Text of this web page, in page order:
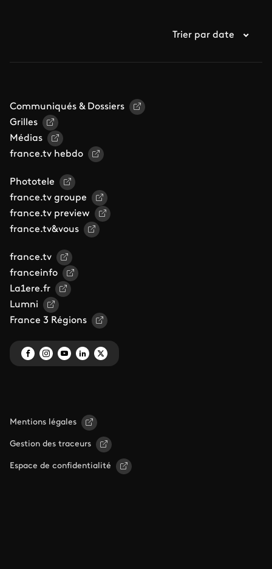
Trier par date
Communiqués & Dossiers
Grilles
Médias
france.tv hebdo
Phototele
france.tv groupe
france.tv preview
france.tv&vous
france.tv
franceinfo
La1ere.fr
Lumni
France 3 Régions
Mentions légales
Gestion des traceurs
Espace de confidentialité